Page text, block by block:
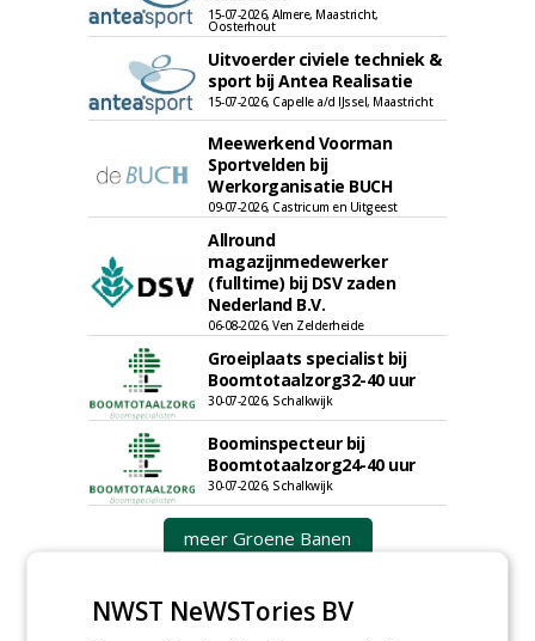
15-07-2026, Almere, Maastricht,
Oosterhout
Uitvoerder civiele techniek &
sport bij Antea Realisatie
15-07-2026, Capelle a/d IJssel, Maastricht
Meewerkend Voorman
Sportvelden bij
Werkorganisatie BUCH
09-07-2026, Castricum en Uitgeest
Allround
magazijnmedewerker
(fulltime) bij DSV zaden
Nederland B.V.
06-08-2026, Ven Zelderheide
Groeiplaats specialist bij
Boomtotaalzorg32-40 uur
30-07-2026, Schalkwijk
Boominspecteur bij
Boomtotaalzorg24-40 uur
30-07-2026, Schalkwijk
meer Groene Banen
NWST NeWSTories BV